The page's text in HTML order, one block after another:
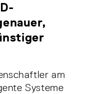
am
Systeme